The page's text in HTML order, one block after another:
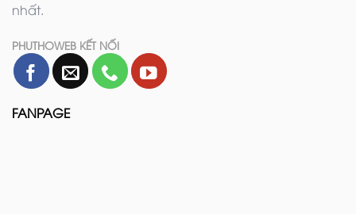
nhất.
PHUTHOWEB KẾT NỐI
FANPAGE